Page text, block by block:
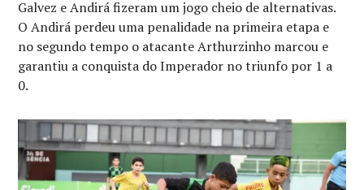
Galvez e Andirá fizeram um jogo cheio de alternativas.
O Andirá perdeu uma penalidade na primeira etapa e
no segundo tempo o atacante Arthurzinho marcou e
garantiu a conquista do Imperador no triunfo por 1 a
0.